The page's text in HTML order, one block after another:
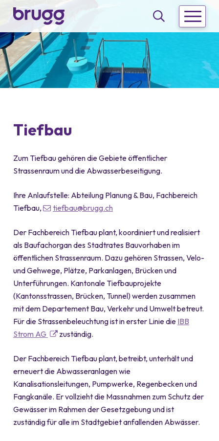
Navigieren in Brugg
Schnellnavigation
Suche
Tiefbau
Zum Tiefbau gehören die Gebiete öffentlicher
Strassenraum und die Abwasserbeseitigung.
Ihre Anlaufstelle: Abteilung Planung & Bau, Fachbereich
Tiefbau,
tiefbau@brugg.ch
Der Fachbereich Tiefbau plant, koordiniert und realisiert
als Baufachorgan des Stadtrates Bauvorhaben im
öffentlichen Strassenraum. Dazu gehören Strassen, Velo-
und Gehwege, Plätze, Parkanlagen, Brücken und
Unterführungen. Kantonale Tiefbauprojekte
(Kantonsstrassen, Brücken, Tunnel) werden zusammen
mit dem Departement Bau, Verkehr und Umwelt betreut.
Für die Strassenbeleuchtung ist in erster Linie die IBB
Strom AG
zuständig.
Der Fachbereich Tiefbau plant, betreibt, unterhält und
erneuert die Abwasseranlagen wie
Kanalisationsleitungen, Pumpwerke, Regenbecken und
Fangkanäle. Er vollzieht die Massnahmen zum Schutz der
Gewässer im Rahmen der Gesetzgebung und ist
zuständig für alle im Stadtgebiet anfallenden Abwässer.